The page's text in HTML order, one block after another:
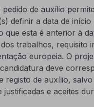
pedido de auxílio
definir a data de início
que esta é anterior à
trabalhos, requisito
europeia. O
deve
registo de auxílio,
justificadas e aceites